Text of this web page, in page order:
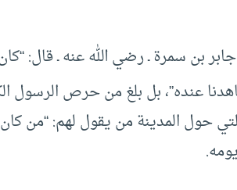
بن سمرة ـ رضي الله عنه ـ قال:
عنده”، بل بلغ من حرص الرسول
حول المدينة من يقول لهم: “من